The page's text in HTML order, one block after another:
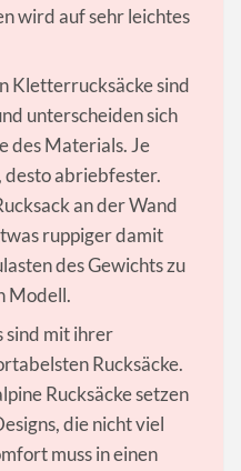
wird auf sehr leichtes
Kletterrucksäcke sind
unterscheiden sich
des Materials. Je
desto abriebfester.
an der Wand
ruppiger damit
des Gewichts zu
Modell.
sind mit ihrer
Rucksäcke.
Rucksäcke setzen
die nicht viel
muss in einen